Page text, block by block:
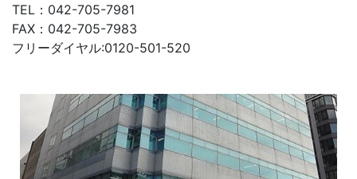
TEL：042-705-7981
FAX：042-705-7983
フリーダイヤル:0120-501-520